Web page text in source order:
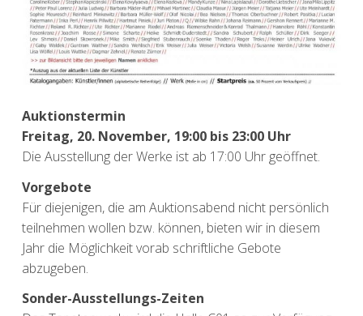
Auktionstermin
Freitag, 20. November, 19:00 bis 23:00 Uhr
Die Ausstellung der Werke ist ab 17:00 Uhr geöffnet.
Vorgebote
Für diejenigen, die am Auktionsabend nicht persönlich
teilnehmen wollen bzw. können, bieten wir in diesem
Jahr die Möglichkeit vorab schriftliche Gebote
abzugeben.
Sonder-Ausstellungs-Zeiten